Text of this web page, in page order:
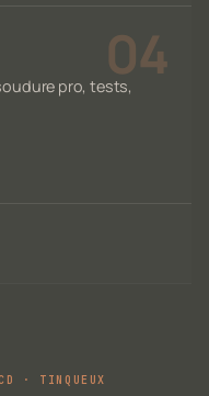
pro, tests,
· TINQUEUX